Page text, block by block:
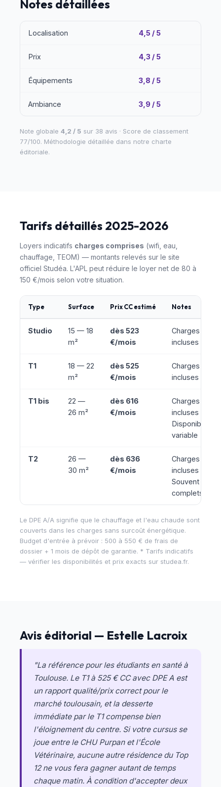
Notes détaillées
Localisation 4,5 / 5
Prix 4,3 / 5
Équipements 3,8 / 5
Ambiance 3,9 / 5
Note globale 4,2 / 5 sur 38 avis · Score de classement
77/100. Méthodologie détaillée dans notre charte
éditoriale.
Tarifs détaillés 2025-2026
Loyers indicatifs charges comprises (wifi, eau,
chauffage, TEOM) — montants relevés sur le site
officiel Studéa. L'APL peut réduire le loyer net de 80 à
150 €/mois selon votre situation.
Type Surface Prix CC estimé Notes
Studio
15 — 18
m²
dès 523
€/mois
Charges
incluses
T1
18 — 22
m²
dès 525
€/mois
Charges
incluses
T1 bis
22 —
26 m²
dès 616
€/mois
Charges
incluses ·
Disponibilité
variable
T2
26 —
30 m²
dès 636
€/mois
Charges
incluses ·
Souvent
complets
Le DPE A/A signifie que le chauffage et l'eau chaude sont
couverts dans les charges sans surcoût énergétique.
Budget d'entrée à prévoir : 500 à 550 € de frais de
dossier + 1 mois de dépôt de garantie. * Tarifs indicatifs
— vérifier les disponibilités et prix exacts sur studea.fr.
Avis éditorial — Estelle Lacroix
"La référence pour les étudiants en santé à
Toulouse. Le T1 à 525 € CC avec DPE A est
un rapport qualité/prix correct pour le
marché toulousain, et la desserte
immédiate par le T1 compense bien
l'éloignement du centre. Si votre cursus se
joue entre le CHU Purpan et l'École
Vétérinaire, aucune autre résidence du Top
12 ne vous fera gagner autant de temps
chaque matin. À condition d'accepter deux